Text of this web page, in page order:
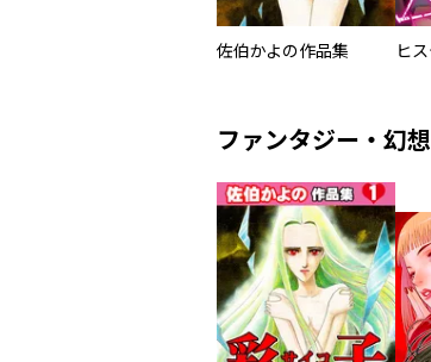
佐伯かよの作品集
ファンタジー・幻想